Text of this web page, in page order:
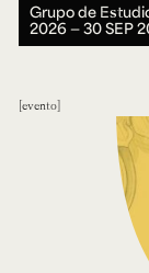
Grupo de
2026 ― 30 SEP
evento